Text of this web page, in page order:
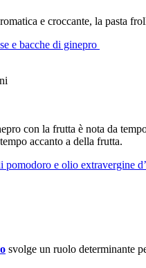
e croccante, la pasta
e bacche di ginepro
con la frutta è nota da
accanto a della frutta.
pomodoro e olio extravergine
svolge un ruolo determinante